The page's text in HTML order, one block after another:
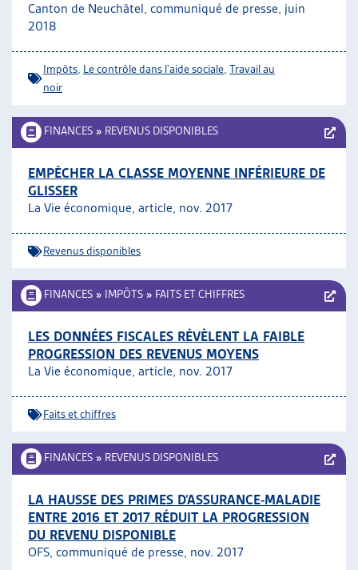
Canton de Neuchâtel, communiqué de presse, juin
2018
Impôts Le contrôle dans l'aide sociale Travail au
noir
FINANCES » REVENUS DISPONIBLES
EMPÊCHER LA CLASSE MOYENNE INFÉRIEURE DE
GLISSER
La Vie économique, article, nov. 2017
Revenus disponibles
FINANCES » IMPÔTS » FAITS ET CHIFFRES
LES DONNÉES FISCALES RÉVÈLENT LA FAIBLE
PROGRESSION DES REVENUS MOYENS
La Vie économique, article, nov. 2017
Faits et chiffres
FINANCES » REVENUS DISPONIBLES
LA HAUSSE DES PRIMES D’ASSURANCE-MALADIE
ENTRE 2016 ET 2017 RÉDUIT LA PROGRESSION
DU REVENU DISPONIBLE
OFS, communiqué de presse, nov. 2017